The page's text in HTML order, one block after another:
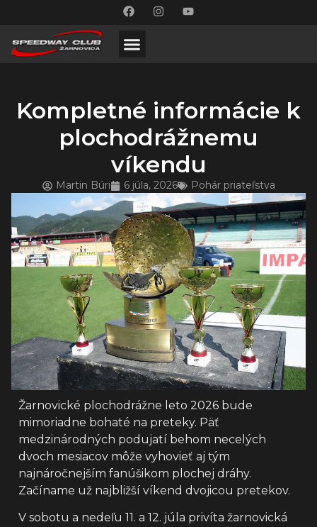
Kompletné informácie k
plochodrážnemu
víkendu
Martin Búri 6 júla, 2026 Pohár priateľstva
Žarnovické plochodrážne leto 2026 bude
mimoriadne bohaté na preteky. Päť
medzinárodných podujatí behom necelých
dvoch mesiacov môže vyhovieť aj tým
najnáročnejším fanúšikom plochej dráhy.
Začíname už najbližší víkend dvojicou pretekov.
V sobotu a nedeľu 11. a 12. júla privíta žarnovická